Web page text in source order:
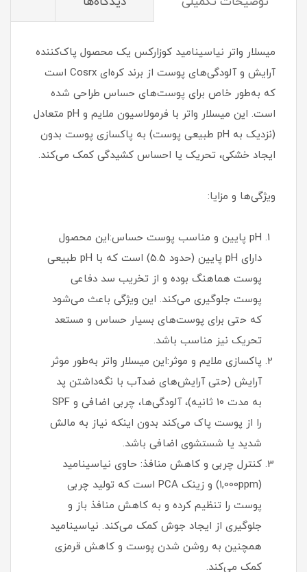
میسلار واتر نیاسینامید کوزارکس یک محصول پاک‌کننده
آرایش و آلودگی‌های پوست از برند کره‌ای Cosrx است
که به‌طور خاص برای پوست‌های حساس طراحی شده
است. این میسلار واتر با فرمولاسیون ملایم و pH متعادل
(نزدیک به pH طبیعی پوست) به پاکسازی پوست بدون
ایجاد خشکی، تحریک یا احساس کشیدگی کمک می‌کند.
ویژگی‌ها و مزایا:
pH پایین و مناسب پوست حساس:این محصول
دارای pH پایین (حدود 5.5) است که با pH طبیعی
پوست هماهنگ بوده و از تخریب سد دفاعی
پوست جلوگیری می‌کند. این ویژگی باعث می‌شود
که حتی برای پوست‌های بسیار حساس و مستعد
تحریک نیز مناسب باشد.
پاکسازی ملایم و موثر:این میسلار واتر به‌طور موثر
آرایش (حتی آرایش‌های ضدآب با نگه‌داشتن پد
به مدت 10 ثانیه)، آلودگی‌ها، چربی اضافی و SPF
را از پوست پاک می‌کند بدون اینکه نیاز به مالش
شدید یا شستشوی اضافی باشد.
کنترل چربی و کاهش منافذ: حاوی نیاسینامید
(1,000ppm) و زینک PCA است که تولید چربی
پوست را تنظیم کرده و به کاهش منافذ باز و
جلوگیری از ایجاد جوش کمک می‌کند. نیاسینامید
همچنین به روشن شدن پوست و کاهش قرمزی
کمک می‌کند.